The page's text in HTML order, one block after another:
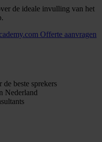
de ideale invulling van het
Offerte aanvragen
beste sprekers
Nederland